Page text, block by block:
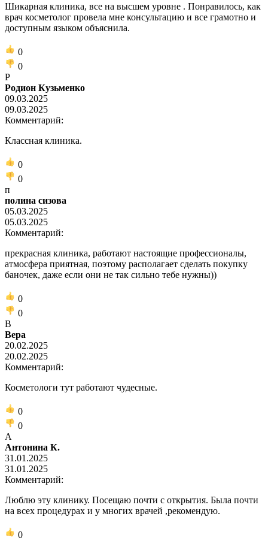
Шикарная клиника, все на высшем уровне . Понравилось, как
врач косметолог провела мне консультацию и все грамотно и
доступным языком объяснила.
0
0
Р
Родион Кузьменко
09.03.2025
09.03.2025
Комментарий:
Классная клиника.
0
0
п
полина сизова
05.03.2025
05.03.2025
Комментарий:
прекрасная клиника, работают настоящие профессионалы,
атмосфера приятная, поэтому располагает сделать покупку
баночек, даже если они не так сильно тебе нужны))
0
0
В
Вера
20.02.2025
20.02.2025
Комментарий:
Косметологи тут работают чудесные.
0
0
А
Антонина К.
31.01.2025
31.01.2025
Комментарий:
Люблю эту клинику. Посещаю почти с открытия. Была почти
на всех процедурах и у многих врачей ,рекомендую.
0